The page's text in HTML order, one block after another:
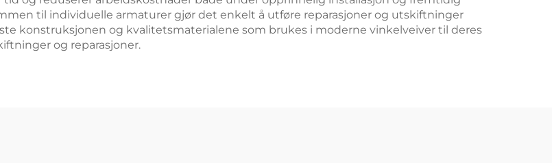
til individuelle armaturer gjør det enkelt å utføre reparasjoner og utskiftninger
konstruksjonen og kvalitetsmaterialene som brukes i moderne vinkelveiver til deres
og reparasjoner.